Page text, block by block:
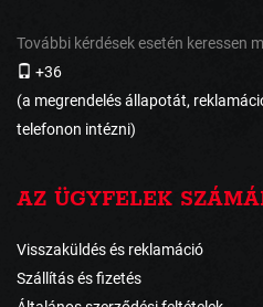
További kérdések esetén keressen
+36
(a megrendelés állapotát,
telefonon intézni)
AZ ÜGYFELEK
Visszaküldés és reklamáció
Szállítás és fizetés